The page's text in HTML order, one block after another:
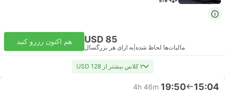
USD 85
مالیات‌ها لحاظ شده به ازای هر بزرگسال
هم اکنون رزرو کنید
۲ کلاس بیشتر از USD 128
15:04
19:50
4h 46m